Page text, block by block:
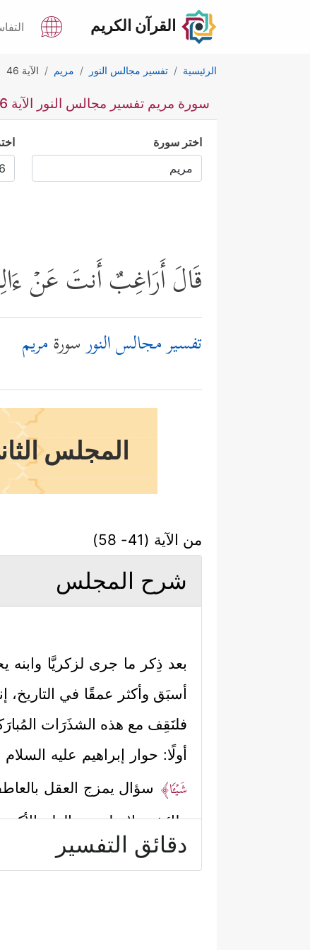
القرآن الكريم
الرئيسية تفسير مجالس النور مريم الآية 46
سورة مريم تفسير مجالس النور الآية 46
اختر سورة
قَالَ أَرَاغِبٌ أَنتَ عَنۡ
تفسير مجالس النورسورةمريم
المجلس
من الآية (41- 58)
شرح المجلس
بعد ذِكر ما جرى لزكريَّا وابنه
أسبَق وأكثر عمقًا في التاريخ،
فلنَقِف مع هذه الشذَرَات
أولًا: حوار إبراهيم عليه السلام
شَیۡـࣰٔا﴾ سؤال يمزج العقل
طائشة، لا، بل هي العلم
سَوِیࣰّا﴾ثم يُكرِّر هذا الخطاب
دقائق التفسير